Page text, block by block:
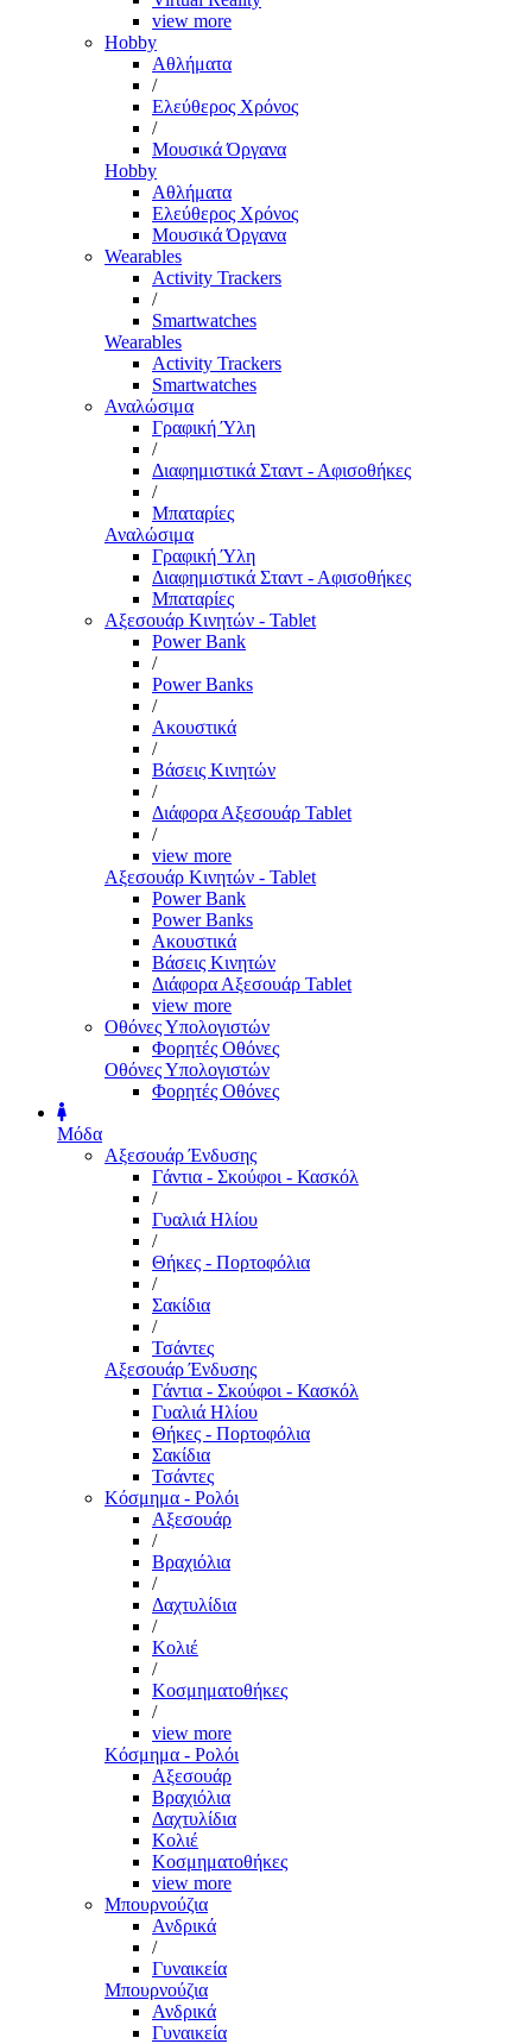
view more
Hobby
Αθλήματα
/
Ελεύθερος Χρόνος
/
Μουσικά Όργανα
Hobby
Αθλήματα
Ελεύθερος Χρόνος
Μουσικά Όργανα
Wearables
Activity Trackers
/
Smartwatches
Wearables
Activity Trackers
Smartwatches
Αναλώσιμα
Γραφική Ύλη
/
Διαφημιστικά Σταντ - Αφισοθήκες
/
Μπαταρίες
Αναλώσιμα
Γραφική Ύλη
Διαφημιστικά Σταντ - Αφισοθήκες
Μπαταρίες
Αξεσουάρ Κινητών - Tablet
Power Bank
/
Power Banks
/
Ακουστικά
/
Βάσεις Κινητών
/
Διάφορα Αξεσουάρ Tablet
/
view more
Αξεσουάρ Κινητών - Tablet
Power Bank
Power Banks
Ακουστικά
Βάσεις Κινητών
Διάφορα Αξεσουάρ Tablet
view more
Οθόνες Υπολογιστών
Φορητές Οθόνες
Οθόνες Υπολογιστών
Φορητές Οθόνες
Μόδα
Αξεσουάρ Ένδυσης
Γάντια - Σκούφοι - Κασκόλ
/
Γυαλιά Ηλίου
/
Θήκες - Πορτοφόλια
/
Σακίδια
/
Τσάντες
Αξεσουάρ Ένδυσης
Γάντια - Σκούφοι - Κασκόλ
Γυαλιά Ηλίου
Θήκες - Πορτοφόλια
Σακίδια
Τσάντες
Κόσμημα - Ρολόι
Αξεσουάρ
/
Βραχιόλια
/
Δαχτυλίδια
/
Κολιέ
/
Κοσμηματοθήκες
/
view more
Κόσμημα - Ρολόι
Αξεσουάρ
Βραχιόλια
Δαχτυλίδια
Κολιέ
Κοσμηματοθήκες
view more
Μπουρνούζια
Ανδρικά
/
Γυναικεία
Μπουρνούζια
Ανδρικά
Γυναικεία